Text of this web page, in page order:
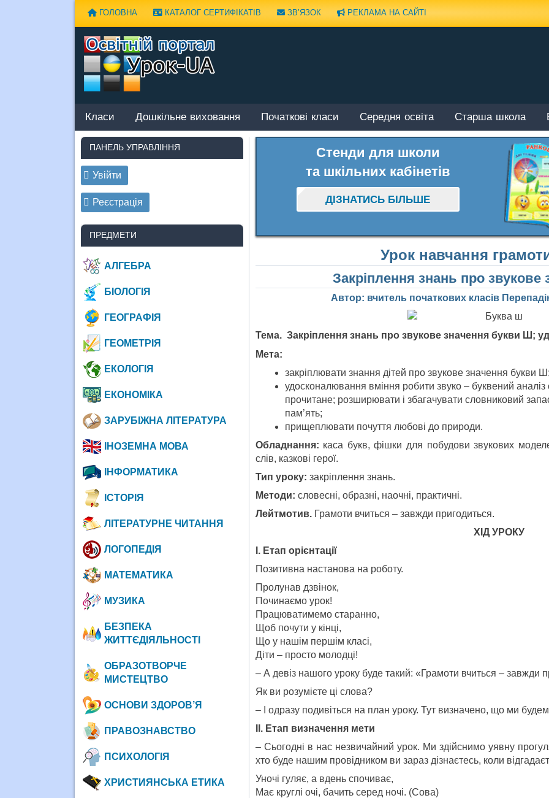
ГОЛОВНА КАТАЛОГ СЕРТИФІКАТІВ ЗВ’ЯЗОК РЕКЛАМА НА САЙТІ
Класи Дошкільне виховання Початкові класи Середня освіта Старша школа
Стенди для школи
та шкільних кабінетів
ДІЗНАТИСЬ БІЛЬШЕ
Урок навчання
Закріплення знань про
Автор: вчитель початкових класів
Тема. Закріпленнязнань про звукове значення букви Ш;
Мета:
закріплювати знання дітей про звукове значення букви
удосконалювання вміння робити звуко – буквений аналіз
прочитане; розширювати і збагачувати словниковий
пам’ять;
прищеплювати почуття любові до природи.
Обладнання: каса букв, фішки для побудови звукових
слів, казкові герої.
Тип уроку: закріплення знань.
Методи: словесні, образні, наочні, практичні.
Лейтмотив. Грамоти вчиться – завжди пригодиться.
ХІД УРОКУ
І. Етап орієнтації
Позитивна настанова на роботу.
Пролунав дзвінок,
Починаємо урок!
Працюватимемо старанно,
Щоб почути у кінці,
Що у нашім першім класі,
Діти – просто молодці!
– А девіз нашого уроку буде такий: «Грамоти вчиться – завжди
Як ви розумієте ці слова?
– І одразу подивіться на план уроку. Тут визначено, що ми
ІІ. Етап визначення мети
– Сьогодні в нас незвичайний урок. Ми здійснимо уявну
хто буде нашим провідником ви зараз дізнаєтесь, коли
Уночі гуляє, а вдень спочиває,
Має круглі очі, бачить серед ночі. (Сова)
ПАНЕЛЬ УПРАВЛІННЯ
Увійти
Реєстрація
ПРЕДМЕТИ
АЛГЕБРА
БІОЛОГІЯ
ГЕОГРАФІЯ
ГЕОМЕТРІЯ
ЕКОЛОГІЯ
ЕКОНОМІКА
ЗАРУБІЖНА ЛІТЕРАТУРА
ІНОЗЕМНА МОВА
ІНФОРМАТИКА
ІСТОРІЯ
ЛІТЕРАТУРНЕ ЧИТАННЯ
ЛОГОПЕДІЯ
МАТЕМАТИКА
МУЗИКА
БЕЗПЕКА
ЖИТТЄДІЯЛЬНОСТІ
ОБРАЗОТВОРЧЕ
МИСТЕЦТВО
ОСНОВИ ЗДОРОВ’Я
ПРАВОЗНАВСТВО
ПСИХОЛОГІЯ
ХРИСТИЯНСЬКА ЕТИКА